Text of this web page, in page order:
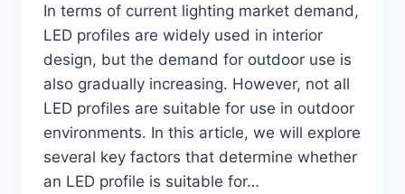
In terms of current lighting market demand,
LED profiles are widely used in interior
design, but the demand for outdoor use is
also gradually increasing. However, not all
LED profiles are suitable for use in outdoor
environments. In this article, we will explore
several key factors that determine whether
an LED profile is suitable for…